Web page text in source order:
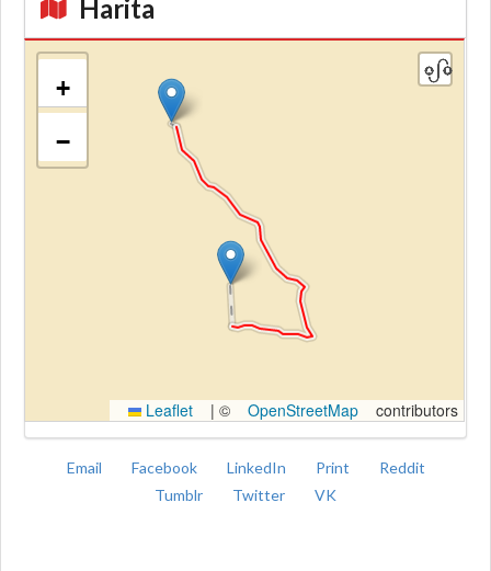
Harita
+
−
Leaflet | © OpenStreetMap contributors
Email Facebook LinkedIn Print
Reddit
Tumblr
Twitter VK